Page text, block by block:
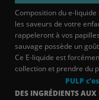
Composition du e-liquide
les saveurs de votre
rappeleront à vos
sauvage possède un
Ce E-liquide est
collection et prendre du
PULP
DES INGRÉDIENTS